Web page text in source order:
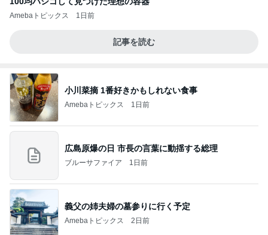
Amebaトピックス 1日前
記事を読む
小川菜摘 1番好きかもしれない食事
Amebaトピックス 1日前
広島原爆の日 市長の言葉に動揺する総理
ブルーサファイア 1日前
義父の姉夫婦の墓参りに行く予定
Amebaトピックス 2日前